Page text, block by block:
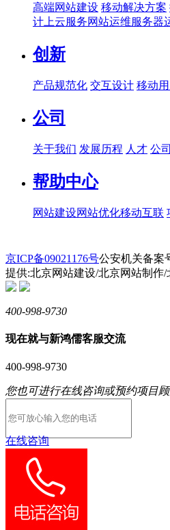
高端网站建设 移动解决方案
计 上云服务网站运维服务器
创新
产品规范化 交互设计 移动
公司
关于我们 发展历程 人才 公
帮助中心
网站建设网站优化移动互联
京ICP备09021176号公安机关备案
提供:北京网站建设/北京网站制作
400-998-9730
现在就与新鸿儒客服交流
400-998-9730
您也可进行在线咨询或预约项目
在线咨询